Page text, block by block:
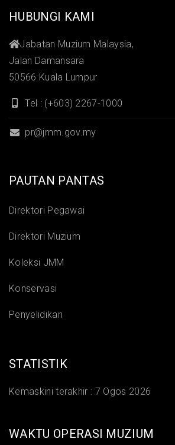
HUBUNGI KAMI
Jabatan Muzium Malaysia,
Jalan Damansara
50566 Kuala Lumpur
Tel : (+603) 2267-1000
pr@jmm.gov.my
PAUTAN PANTAS
Direktori Pegawai
Direktori Muzium
Koleksi JMM
Konservasi
Penyelidikan
STATISTIK
Kemaskini terakhir : 7 Ogos 2026
WAKTU OPERASI MUZIUM